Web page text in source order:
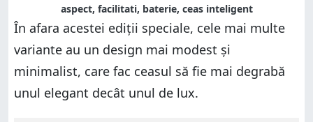
aspect, facilitati, baterie, ceas inteligent
În afara acestei ediții speciale, cele mai multe
variante au un design mai modest și
minimalist, care fac ceasul să fie mai degrabă
unul elegant decât unul de lux.